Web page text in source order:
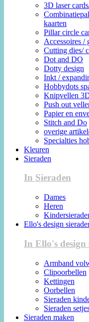
3D laser
kaarten
Pillar circle
Accessoires /
Cutting dies/
Dot and DO
Dotty design
Inkt /
Hobbydots
Knipvellen
Push out
Papier en
Stitch and Do
overige
Specialties
Kleuren
Sieraden
In Sieraden
Dames
Heren
Ello's design
In Ello's design
Armband
Clipoorbellen
Kettingen
Oorbellen
Sieraden
Sieraden
Sieraden maken